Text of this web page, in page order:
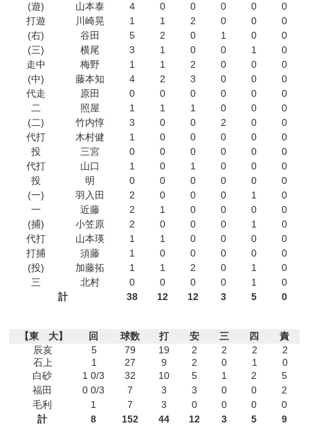
(遊) 山本泰 4 0 0 0 0
0
打遊
川崎晃 1 1 2 0 0
0
(右)
谷田 5 2 0 1 0
0
(三)
横尾 3 1 0 0 1
0
走中
梅野 1 1 2 0 0
0
(中)
藤本知 4 2 3 0 0
0
代走
原田 0 0 0 0 0
0
二
照屋 1 1 1 0 0
0
(二)
竹内惇 3 0 0 2 0
0
代打
木村健 1 0 0 0 0
0
投
三宮 0 0 0 0 0
0
代打
山口 1 0 1 0 0
0
投
明 0 0 0 0 0
0
(一)
羽入田 2 0 0 0 1
0
一
近藤 2 1 0 0 0
0
(捕)
小笠原 2 0 0 0 1
0
代打
山本瑛 1 1 0 0 0
0
打捕
須藤 1 0 0 0 0
0
(投)
加藤拓 1 1 2 0 1
0
三
北村 0 0 0 0 1
0
計
38 12 12 3 5 0
【東 大】 回 球数 打 安 三 四
責
辰亥
5 79 19 2 2 2
2
石上
1 27 9 2 0 1
0
白砂
1 0/3 32 10 5 1 2
5
福田
0 0/3 7 3 3 0 0
2
毛利
1 7 3 0 0 0
0
計
8 152 44 12 3 5 9